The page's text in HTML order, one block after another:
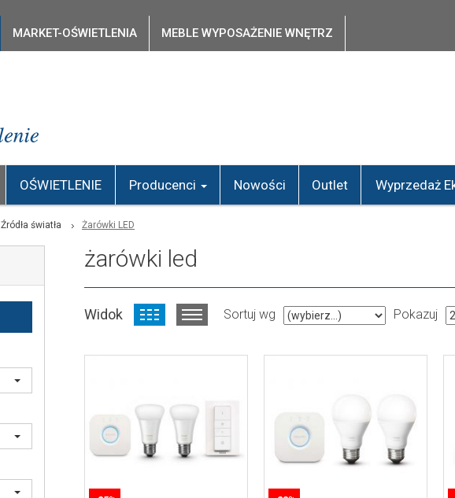
MARKET-OŚWIETLENIA MEBLE WYPOSAŻENIE WNĘTRZ
OŚWIETLENIE Producenci Nowości Outlet Wyprzedaż
Źródła światła Żarówki LED
żarówki led
Widok Sortuj wg Pokazuj